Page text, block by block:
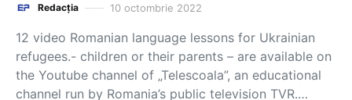
Redacția 10 octombrie 2022
12 video Romanian language lessons for Ukrainian
refugees.- children or their parents – are available on
the Youtube channel of „Telescoala”, an educational
channel run by Romania’s public television TVR.…